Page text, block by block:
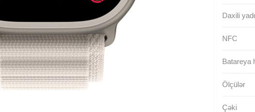
Daxili
NFC
Batareya
Ölçülər
Çəki